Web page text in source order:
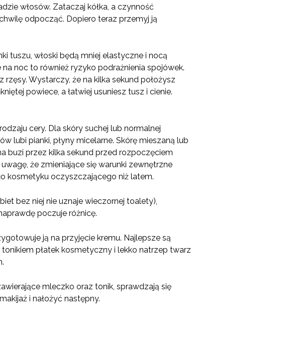
włosów. Zataczaj kółka, a czynność
odpocząć. Dopiero teraz przemyj ją
tuszu, włoski będą mniej elastyczne i nocą
noc to również ryzyko podrażnienia spojówek.
Wystarczy, że na kilka sekund położysz
powiece, a łatwiej usuniesz tusz i cienie.
cery. Dla skóry suchej lub normalnej
lubi pianki, płyny micelarne. Skórę mieszaną lub
buzi przez kilka sekund przed rozpoczęciem
że zmieniające się warunki zewnętrzne
kosmetyku oczyszczającego niż latem.
bez niej nie uznaje wieczornej toalety),
poczuje różnicę.
ją na przyjęcie kremu. Najlepsze są
płatek kosmetyczny i lekko natrzep twarz
mleczko oraz tonik, sprawdzają się
i nałożyć następny.